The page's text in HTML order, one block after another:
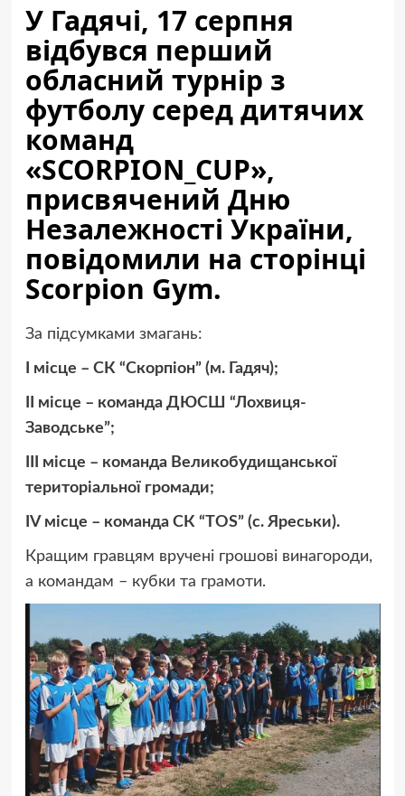
У Гадячі, 17 серпня
відбувся перший
обласний турнір з
футболу серед дитячих
команд
«SCORPION_CUP»,
присвячений Дню
Незалежності України,
повідомили на сторінці
Scorpion Gym.
За підсумками змагань:
І місце – СК “Скорпіон” (м. Гадяч);
ІІ місце – команда ДЮСШ “Лохвиця-
Заводське”;
ІІІ місце – команда Великобудищанської
територіальної громади;
ІV місце – команда СК “TOS” (с. Яреськи).
Кращим гравцям вручені грошові винагороди,
а командам – кубки та грамоти.